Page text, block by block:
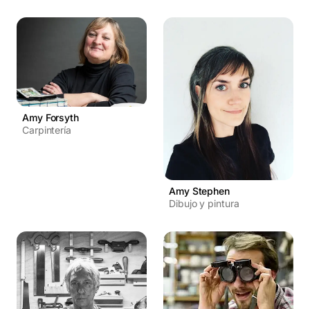
Amy Forsyth
Carpintería
Amy Stephen
Dibujo y pintura